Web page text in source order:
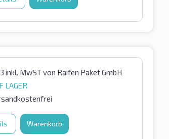
inkl. MwSTvon Raifen Paket GmbH
LAGER
Warenkorb